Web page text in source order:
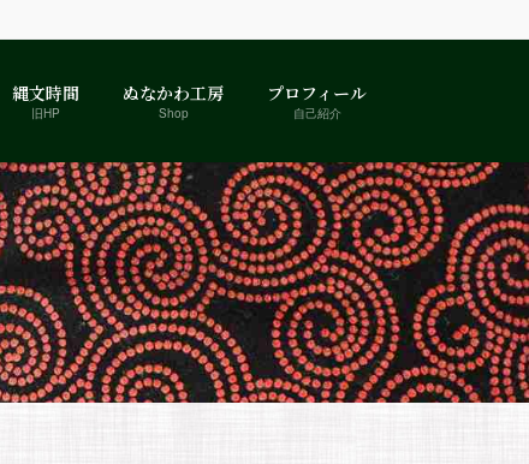
縄文時間
旧HP
ぬなかわ工房
Shop
プロフィール
自己紹介